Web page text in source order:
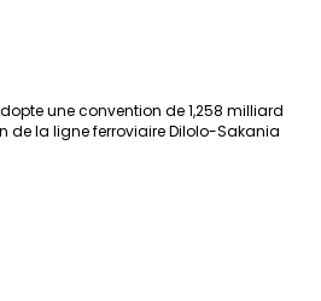
une convention de 1,258 milliard
de la ligne ferroviaire Dilolo-Sakania